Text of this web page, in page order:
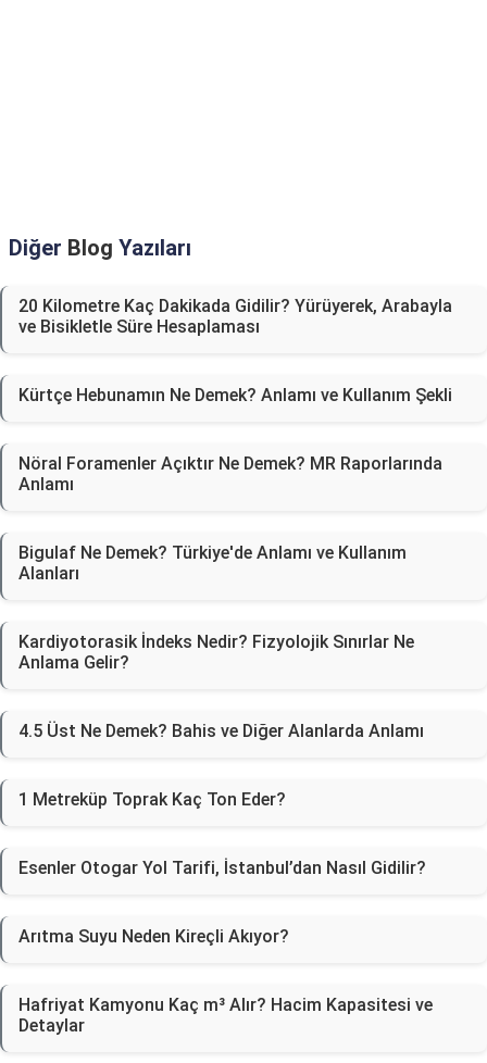
Diğer Blog Yazıları
20 Kilometre Kaç Dakikada Gidilir? Yürüyerek, Arabayla
ve Bisikletle Süre Hesaplaması
Kürtçe Hebunamın Ne Demek? Anlamı ve Kullanım Şekli
Nöral Foramenler Açıktır Ne Demek? MR Raporlarında
Anlamı
Bigulaf Ne Demek? Türkiye'de Anlamı ve Kullanım
Alanları
Kardiyotorasik İndeks Nedir? Fizyolojik Sınırlar Ne
Anlama Gelir?
4.5 Üst Ne Demek? Bahis ve Diğer Alanlarda Anlamı
1 Metreküp Toprak Kaç Ton Eder?
Esenler Otogar Yol Tarifi, İstanbul’dan Nasıl Gidilir?
Arıtma Suyu Neden Kireçli Akıyor?
Hafriyat Kamyonu Kaç m³ Alır? Hacim Kapasitesi ve
Detaylar